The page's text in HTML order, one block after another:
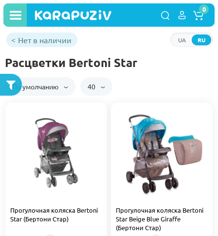
RU
UA
0
Нет в наличии
Расцветки Bertoni Star
По умолчанию 40
Прогулочная коляска Bertoni
Star (Бертони Стар)
Прогулочная коляска Bertoni
Star Beige Blue Giraffe
(Бертони Стар)